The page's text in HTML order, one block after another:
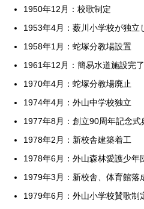
1950年12月：校歌制定
1953年4月：薮川小学校が独立
1958年1月：蛇塚分教場設置
1961年12月：簡易水道施設完了
1970年4月：蛇塚分教場廃止
1974年4月：外山中学校独立
1977年8月：創立90周年記念式
1978年2月：新校舎建築着工
1978年6月：外山森林愛護少年
1979年3月：新校舎、体育館落
1979年6月：外山小学校賛歌制